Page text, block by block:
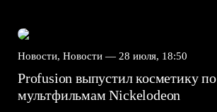
Новости, Новости — 28 июля, 18:50
Profusion выпустил косметику по
мультфильмам Nickelodeon